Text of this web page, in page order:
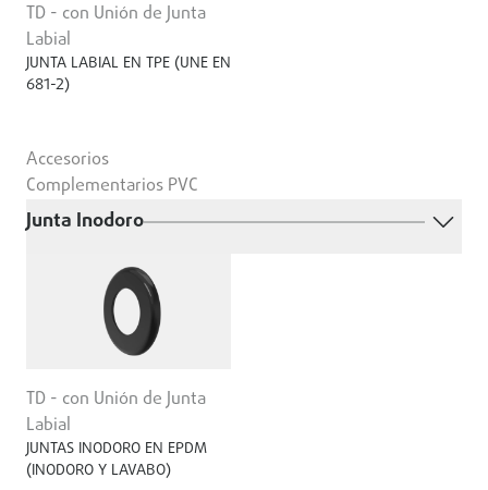
TD - con Unión de Junta
Labial
JUNTA LABIAL EN TPE (UNE EN
681-2)
Accesorios
Complementarios PVC
Junta Inodoro
TD - con Unión de Junta
Labial
JUNTAS INODORO EN EPDM
(INODORO Y LAVABO)